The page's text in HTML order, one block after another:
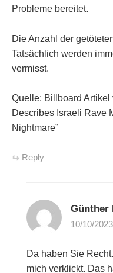
Probleme bereitet.
Die Anzahl der
Tatsächlich werden
vermisst.
Quelle: Billboard Artikel
Describes Israeli Rave
Nightmare”
Reply
Günther
10/10/
Da haben Sie
mich verklickt. Das